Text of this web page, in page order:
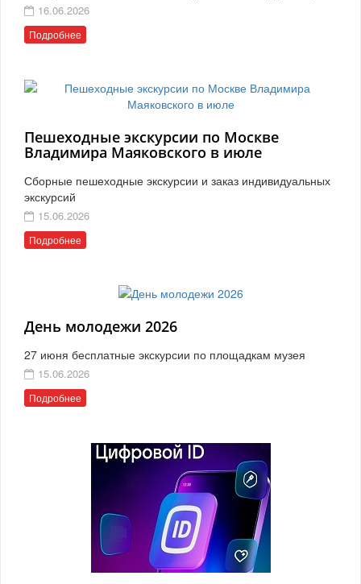
16.06.2026
Подробнее
Пешеходные экскурсии по Москве
Владимира Маяковского в июле
Сборные пешеходные экскурсии и заказ индивидуальных
экскурсий
15.06.2026
Подробнее
День молодежи 2026
27 июня бесплатные экскурсии по площадкам музея
15.06.2026
Подробнее